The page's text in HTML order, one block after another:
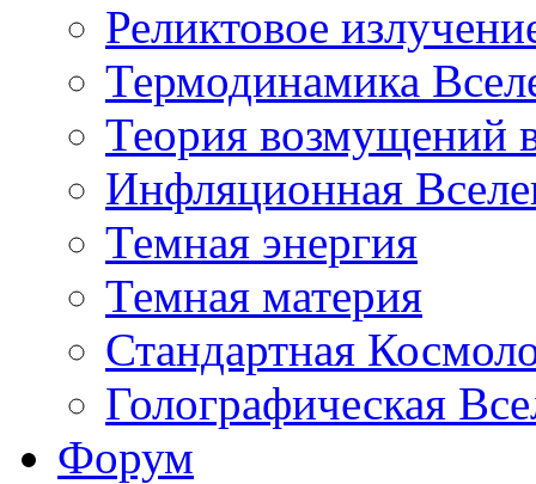
Реликтовое
Термодинамика
Теория возмущений
Инфляционная
Темная энергия
Темная материя
Стандартная
Голографическая
Форум